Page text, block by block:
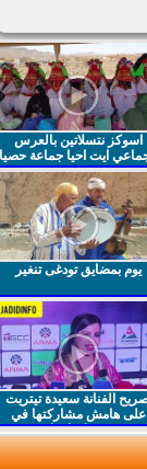
اسوكز نتسلاتين بالعرس
ايت احيا جماعة حصيا
يوم بمضايق تودغى تنغير
الفنانة سعيدة تيتريت
هامش مشاركتها في
مهرجان افران